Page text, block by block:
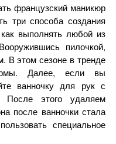
французский маникюр
три способа создания
выполнять любой из
пилочкой,
В этом сезоне в тренде
Далее, если вы
ванночку для рук с
этого удаляем
после ванночки стала
специальное